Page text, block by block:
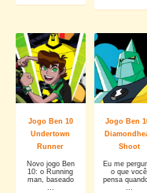
Jogo Ben 10
Undertown
Runner
Novo jogo Ben
10: o Running
man, baseado
...
Jogo Ben
Shoot
Eu me
o que você
pensa
...